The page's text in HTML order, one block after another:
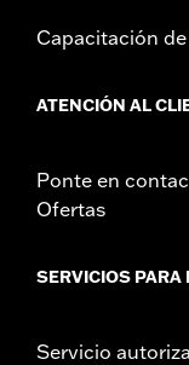
Capacitación
ATENCIÓN AL
Ponte en
Ofertas
SERVICIOS PARA
Servicio